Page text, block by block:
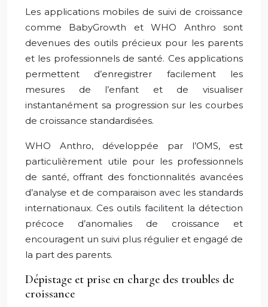
Les applications mobiles de suivi de croissance
comme BabyGrowth et WHO Anthro sont
devenues des outils précieux pour les parents
et les professionnels de santé. Ces applications
permettent d’enregistrer facilement les
mesures de l’enfant et de visualiser
instantanément sa progression sur les courbes
de croissance standardisées.
WHO Anthro, développée par l’OMS, est
particulièrement utile pour les professionnels
de santé, offrant des fonctionnalités avancées
d’analyse et de comparaison avec les standards
internationaux. Ces outils facilitent la détection
précoce d’anomalies de croissance et
encouragent un suivi plus régulier et engagé de
la part des parents.
Dépistage et prise en charge des troubles de
croissance